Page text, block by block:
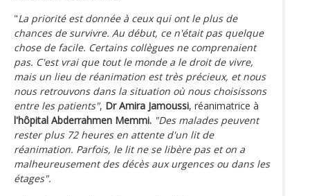
"La priorité est donnée à ceux qui ont le plus de
chances de survivre. Au début, ce n'était pas quelque
chose de facile. Certains collègues ne comprenaient
pas. C'est vrai que tout le monde a le droit de vivre,
mais un lieu de réanimation est très précieux, et nous
nous retrouvons dans la situation où nous choisissons
entre les patients", Dr Amira Jamoussi, réanimatrice à
l'hôpital Abderrahmen Memmi. "Des malades peuvent
rester plus 72 heures en attente d'un lit de
réanimation. Parfois, le lit ne se libère pas et on a
malheureusement des décès aux urgences ou dans les
étages".